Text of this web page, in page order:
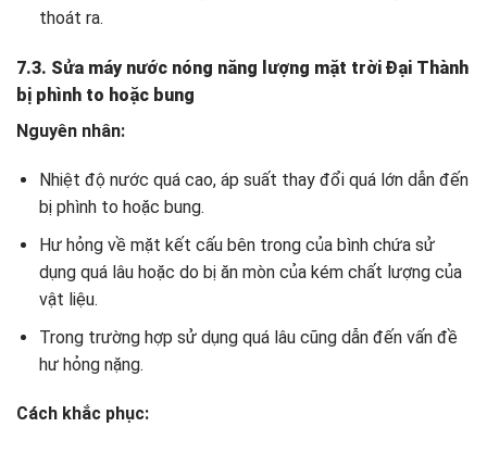
thoát ra.
7.3. Sửa máy nước nóng năng lượng mặt trời Đại Thành
bị phình to hoặc bung
Nguyên nhân:
Nhiệt độ nước quá cao, áp suất thay đổi quá lớn dẫn đến
bị phình to hoặc bung.
Hư hỏng về mặt kết cấu bên trong của bình chứa sử
dụng quá lâu hoặc do bị ăn mòn của kém chất lượng của
vật liệu.
Trong trường hợp sử dụng quá lâu cũng dẫn đến vấn đề
hư hỏng nặng.
Cách khắc phục: